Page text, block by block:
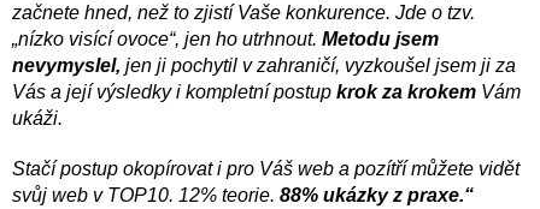
začnete hned, než to zjistí Vaše konkurence. Jde o tzv.
„nízko visící ovoce“, jen ho utrhnout. Metodu jsem
nevymyslel, jen ji pochytil v zahraničí, vyzkoušel jsem ji za
Vás a její výsledky i kompletní postup krok za krokem Vám
ukáži.
Stačí postup okopírovat i pro Váš web a pozítří můžete vidět
svůj web v TOP10. 12% teorie. 88% ukázky z praxe.“